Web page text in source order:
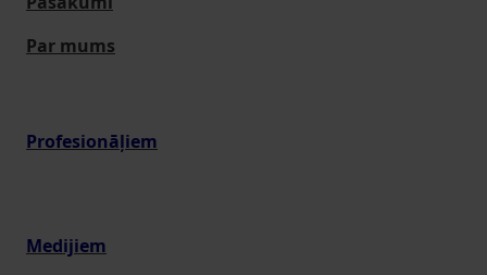
Par mums
Profesionāļiem
Medijiem